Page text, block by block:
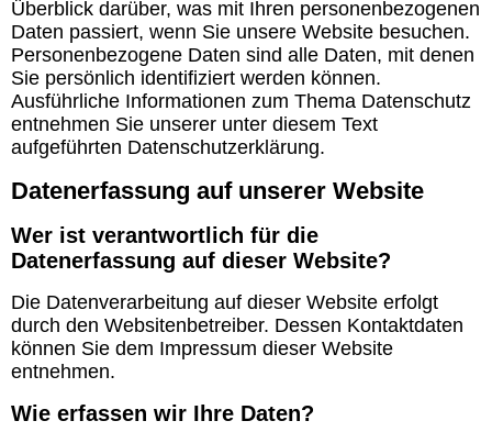
Überblick darüber, was mit Ihren personenbezogenen
Daten passiert, wenn Sie unsere Website besuchen.
Personenbezogene Daten sind alle Daten, mit denen
Sie persönlich identifiziert werden können.
Ausführliche Informationen zum Thema Datenschutz
entnehmen Sie unserer unter diesem Text
aufgeführten Datenschutzerklärung.
Datenerfassung auf unserer Website
Wer ist verantwortlich für die
Datenerfassung auf dieser Website?
Die Datenverarbeitung auf dieser Website erfolgt
durch den Websitenbetreiber. Dessen Kontaktdaten
können Sie dem Impressum dieser Website
entnehmen.
Wie erfassen wir Ihre Daten?